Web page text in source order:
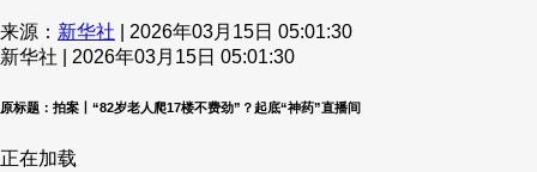
视频 小央视频 小央直播
现场 前线 比划 快看 蓝海中国
体育
来源： 新华社 | 2026年03月15日 05:01:30
新华社 | 2026年03月15日 05:01:30
原标题：拍案丨“82岁老人爬17楼不费劲”？起底“神药”直播间
正在加载